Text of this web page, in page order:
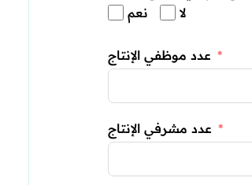
نعم
لا
عدد موظفي الإنتاج